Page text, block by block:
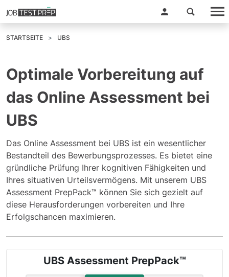
STARTSEITE UBS
Optimale Vorbereitung auf
das Online Assessment bei
UBS
Das Online Assessment bei UBS ist ein wesentlicher
Bestandteil des Bewerbungsprozesses. Es bietet eine
gründliche Prüfung Ihrer kognitiven Fähigkeiten und
Ihres situativen Urteilsvermögens. Mit unserem UBS
Assessment PrepPack™ können Sie sich gezielt auf
diese Herausforderungen vorbereiten und Ihre
Erfolgschancen maximieren.
UBS Assessment PrepPack™